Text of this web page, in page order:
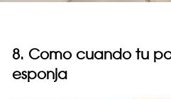
8. Como cuando tu
esponja